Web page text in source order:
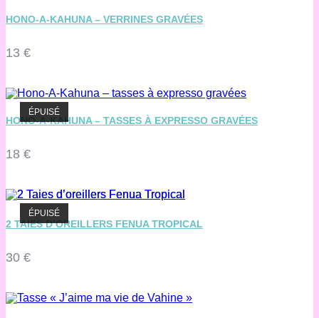
HONO-A-KAHUNA – VERRINES GRAVÉES
13 €
ÉPUISÉ
HONO-A-KAHUNA – TASSES À EXPRESSO GRAVÉES
18 €
ÉPUISÉ
2 TAIES D’OREILLERS FENUA TROPICAL
30 €